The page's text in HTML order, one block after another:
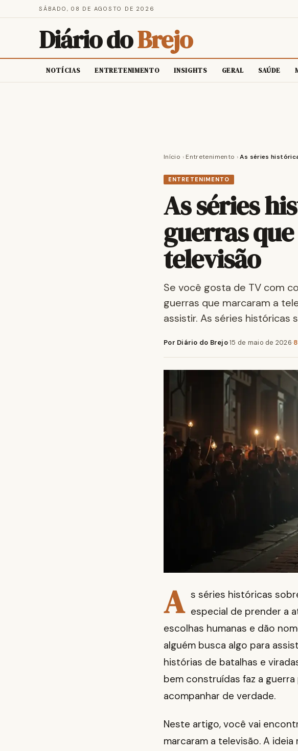
SÁBADO, 08 DE AGOSTO DE 2026
Diário doBrejo
NOTÍCIAS ENTRETENIMENTO INSIGHTS GERAL SAÚDE
Início › Entretenimento › As séries
ENTRETENIMENTO
As séries
guerras
televisão
Se você gosta de TV com
guerras que marcaram a
assistir. As séries históricas
Por Diário do Brejo·15 de maio de 2026·
A s séries históricas
especial de prender a
escolhas humanas e dão
alguém busca algo para
histórias de batalhas e
bem construídas faz a
acompanhar de verdade.
Neste artigo, você vai
marcaram a televisão. A